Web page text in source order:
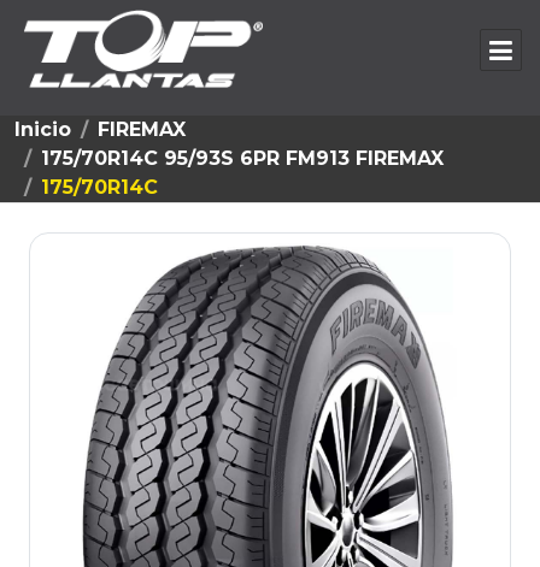
Inicio
FIREMAX
175/70R14C 95/93S 6PR FM913 FIREMAX
175/70R14C